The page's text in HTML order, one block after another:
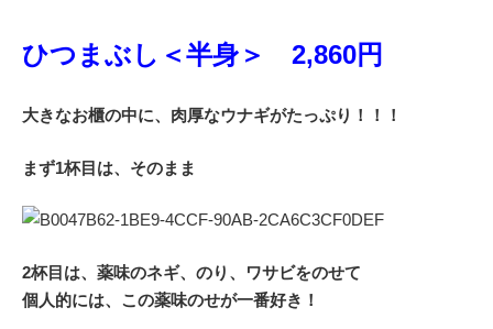
ひつまぶし＜半身＞ 2,860円
大きなお櫃の中に、肉厚なウナギがたっぷり！！！
まず1杯目は、そのまま
2杯目は、薬味のネギ、のり、ワサビをのせて
個人的には、この薬味のせが一番好き！